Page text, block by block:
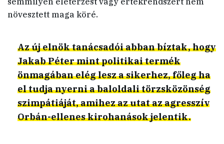
növesztett maga köré.
Az új elnök tanácsadói abban bíztak, hogy
Jakab Péter mint politikai termék
önmagában elég lesz a sikerhez, főleg ha
el tudja nyerni a baloldali törzsközönség
szimpátiáját, amihez az utat az agresszív
Orbán-ellenes kirohanások jelentik.